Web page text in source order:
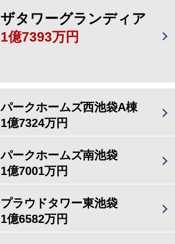
ザタワーグランディア
1億7393万円
パークホームズ西池袋A棟
1億7324万円
パークホームズ南池袋
1億7001万円
プラウドタワー東池袋
1億6582万円